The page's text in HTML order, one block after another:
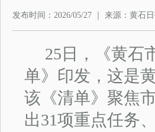
发布时间：2026/05/27 来源：黄石
25日，《黄石
单》印发，这是
该《清单》聚焦
出31项重点任务